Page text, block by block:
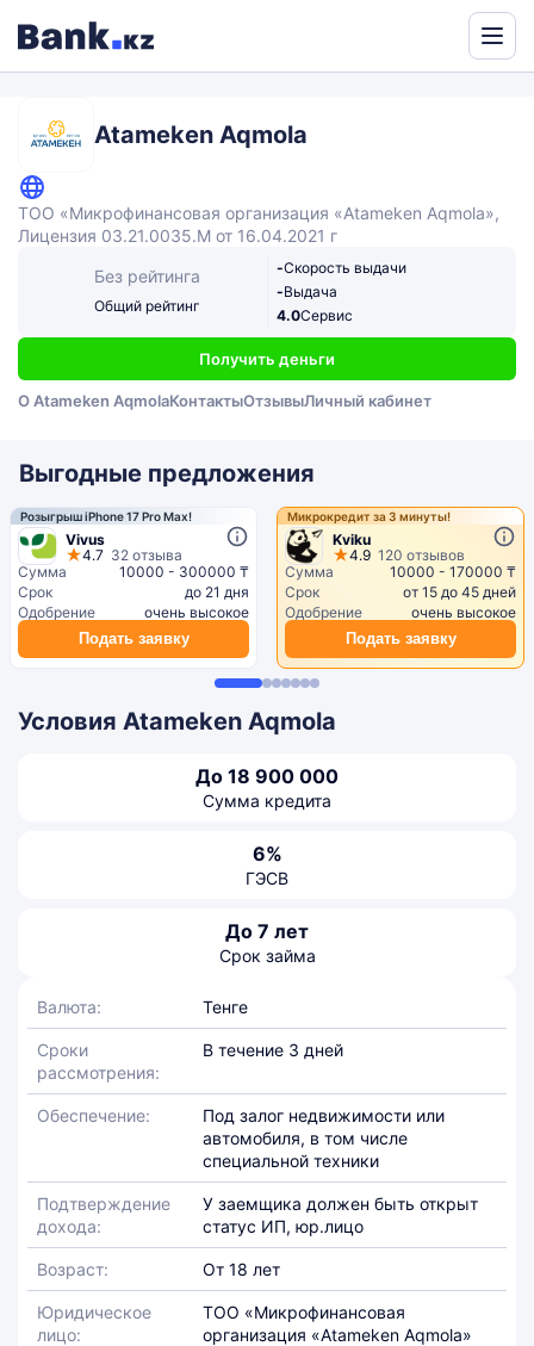
Atameken Aqmola
ТОО «Микрофинансовая организация «Atameken Aqmola»,
Лицензия 03.21.0035.М от 16.04.2021 г
Без рейтинга
Общий рейтинг
-Скорость выдачи
-Выдача
4.0Сервис
Получить деньги
О Atameken AqmolaКонтактыОтзывыЛичный кабинет
Выгодные предложения
Розыгрыш iPhone 17 Pro Max!
Vivus
4.7 32 отзыва
Сумма
10000 - 300000 ₸
Срок
до 21 дня
Одобрение
очень высокое
Подать заявку
Микрокредит за 3 минуты!
Kviku
4.9 120 отзывов
Сумма
10000 - 170000 ₸
Срок
от 15 до 45 дней
Одобрение
очень высокое
Подать заявку
Условия Atameken Aqmola
До 18 900 000
Сумма кредита
6%
ГЭСВ
До 7 лет
Срок займа
Валюта: Тенге
Сроки
рассмотрения:
В течение 3 дней
Обеспечение:
Под залог недвижимости или
автомобиля, в том числе
специальной техники
Подтверждение
дохода:
У заемщика должен быть открыт
статус ИП, юр.лицо
Возраст: От 18 лет
Юридическое
лицо:
ТОО «Микрофинансовая
организация «Atameken Aqmola»